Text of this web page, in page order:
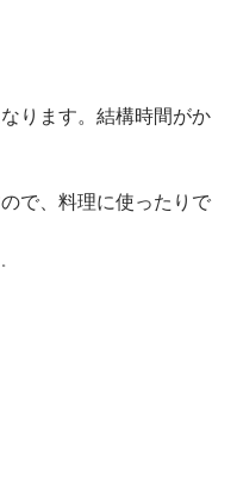
ります。結構時間がか
ので、料理に使ったりで